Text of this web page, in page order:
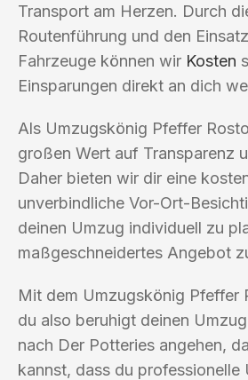
Transport am Herzen. Durch
Routenführung und den
Fahrzeuge können wir Kosten
Einsparungen direkt an dich
Als Umzugskönig Pfeffer
großen Wert auf Transparenz
Daher bieten wir dir eine
unverbindliche Vor-Ort-
deinen Umzug individuell zu
maßgeschneidertes Angebot
Mit dem Umzugskönig Pfeffer
du also beruhigt deinen
nach Der Potteries angehen,
kannst, dass du professionelle